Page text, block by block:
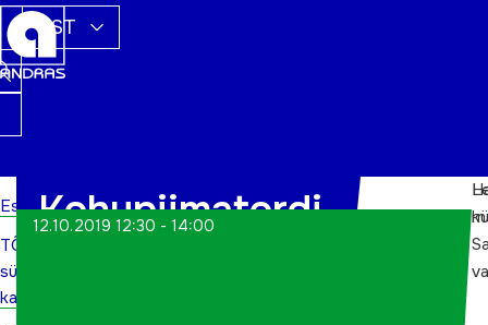
EST
Esileht
TÕN
sündmuste
kalender
Kohupiimatordi
12.10.2019 12:30 - 14:00